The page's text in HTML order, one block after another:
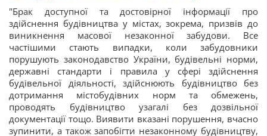
"Брак доступної та достовірної інформації про
здійснення будівництва у містах, зокрема, призвів до
виникнення масової незаконної забудови. Все
частішими стають випадки, коли забудовники
порушують законодавство України, будівельні норми,
державні стандарти і правила у сфері здійснення
будівельної діяльності, здійснюють будівництво без
дотримання містобудівних норм та обмежень,
проводять будівництво узагалі без дозвільної
документації тощо. Виявити вказані порушення, вчасно
зупинити, а також запобігти незаконному будівництву,